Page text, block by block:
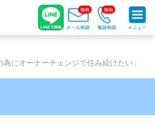
にオーナーチェンジで住み続けたい」